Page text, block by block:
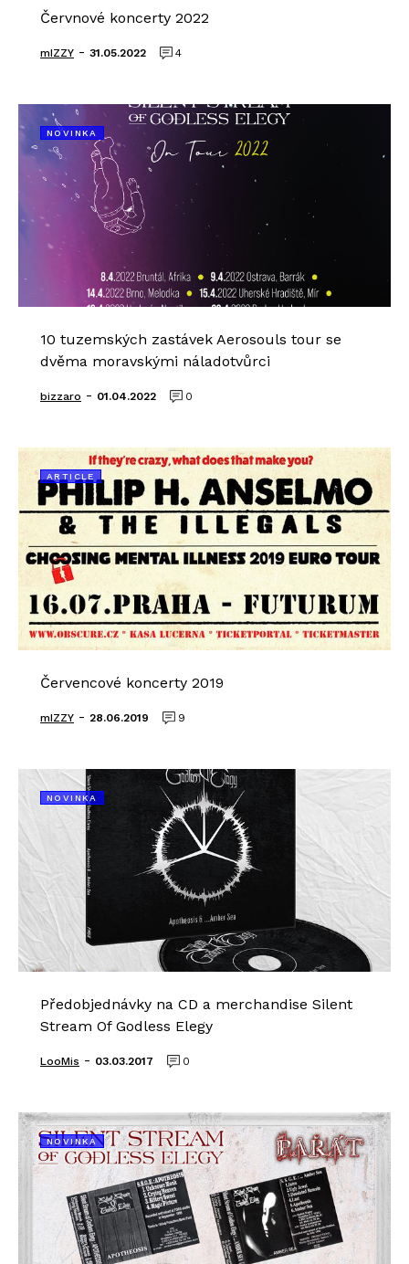
Červnové koncerty 2022
mIZZY - 31.05.2022 4
NOVINKA
10 tuzemských zastávek Aerosouls tour se
dvěma moravskými náladotvůrci
bizzaro - 01.04.2022 0
ARTICLE
Červencové koncerty 2019
mIZZY - 28.06.2019 9
NOVINKA
Předobjednávky na CD a merchandise Silent
Stream Of Godless Elegy
LooMis - 03.03.2017 0
NOVINKA